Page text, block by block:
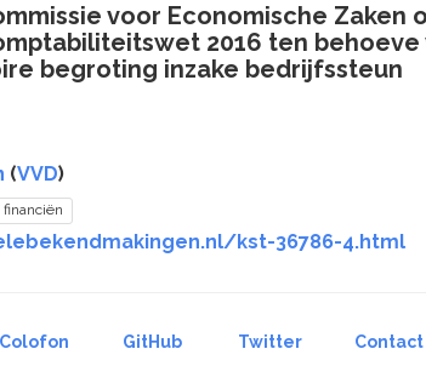
voor Economische Zaken
2016 ten
begroting inzake bedrijfssteun
(VVD)
financiën
kst-36786-4.html
Colofon GitHub Twitter Contact